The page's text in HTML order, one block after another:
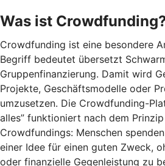
Was ist
Crowdfunding ist eine besondere
Begriff bedeutet übersetzt
Gruppenfinanzierung. Damit wird
Projekte, Geschäftsmodelle oder
umzusetzen. Die Crowdfunding-
alles” funktioniert nach dem
Crowdfundings: Menschen
einer Idee für einen guten Zweck,
oder finanzielle Gegenleistung zu